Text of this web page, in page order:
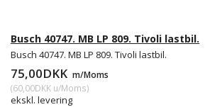
Busch 40747. MB LP 809. Tivoli lastbil.
Busch 40747. MB LP 809. Tivoli lastbil.
75,00DKK m/Moms
(60,00DKK u/Moms)
ekskl. levering